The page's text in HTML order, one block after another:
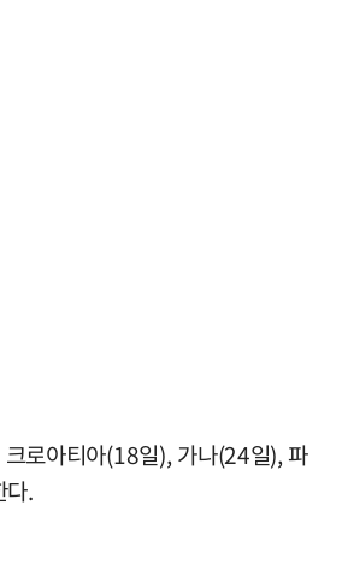
로아티아(18일), 가나(24일), 파
다.